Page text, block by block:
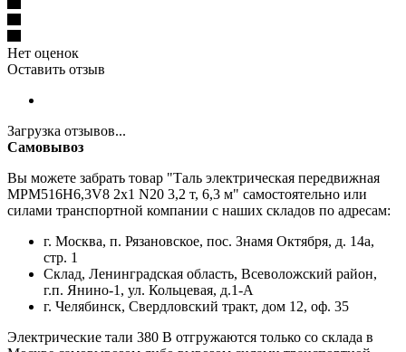
Нет оценок
Оставить отзыв
Загрузка отзывов...
Самовывоз
Вы можете забрать товар "Таль электрическая передвижная
MPM516H6,3V8 2x1 N20 3,2 т, 6,3 м" самостоятельно или
силами транспортной компании с наших складов по адресам:
г. Москва, п. Рязановское, пос. Знамя Октября, д. 14а,
стр. 1
Склад, Ленинградская область, Всеволожский район,
г.п. Янино-1, ул. Кольцевая, д.1-А
г. Челябинск, Свердловский тракт, дом 12, оф. 35
Электрические тали 380 В отгружаются только со склада в